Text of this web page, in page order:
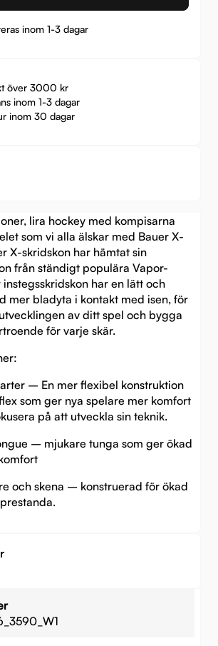
inom 1-3 dagar
över 3000 kr
inom 1-3 dagar
inom 30 dagar
lira hockey med kompisarna
som vi alla älskar med Bauer X-
X-skridskon har hämtat sin
från ständigt populära Vapor-
har en lätt och
mer bladyta i kontakt med isen, för
av ditt spel och bygga
för varje skär.
– En mer flexibel konstruktion
som ger nya spelare mer komfort
på att utveckla sin teknik.
– mjukare tunga som ger ökad
och skena – konstruerad för ökad